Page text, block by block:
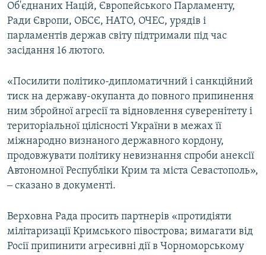
Об'єднаних Націй, Європейського Парламенту,
Ради Європи, ОБСЄ, НАТО, ОЧЕС, урядів і
парламентів держав світу підтримали під час
засідання 16 лютого.
«Посилити політико-дипломатичний і санкційний
тиск на державу-окупанта до повного припинення
ним збройної агресії та відновлення суверенітету і
територіальної цілісності України в межах її
міжнародно визнаного державного кордону,
продовжувати політику невизнання спроби анексії
Автономної Республіки Крим та міста Севастополь»,
‒ сказано в документі.
Верховна Рада просить партнерів «протидіяти
мілітаризації Кримського півострова; вимагати від
Росії припинити агресивні дії в Чорноморському